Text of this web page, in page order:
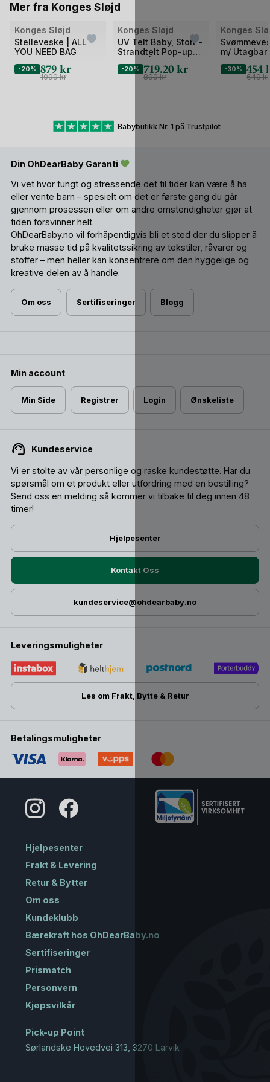
Mer fra Konges Sløjd
Bilde
av
Konges Sløjd
Stelleveske | ALL
YOU NEED BAG
-20% 879 kr
1099kr
Bilde
av
2
Konges Sløjd
UV Telt Baby, Stort -
Strandtelt Pop-up
UV50+ | 115x125 cm
-20% 719.20kr
899kr
Bilde
av
2
Konges
m/
Swim Vest
-30% 454
649kr
Babybutikk Nr. 1 på Trustpilot
Din OhDearBaby Garanti
Vi vet hvor tungt og stressende det til tider kan være å ha
eller vente barn – spesielt om det er første gang du går
gjennom prosessen eller om andre omstendigheter gjør at
tiden forsvinner helt.
OhDearBaby.no vil forhåpentligvis bli et sted der du slipper å
bruke masse tid på kvalitetssikring av tekstiler, råvarer og
stoffer – men heller kan konsentrere om den hyggelige og
kreative delen av å handle.
Om oss Sertifiseringer Blogg
Min account
Min Side Registrer Login Ønskeliste
Kundeservice
Vi er stolte av vår personlige og raske kundestøtte. Har du
spørsmål om et produkt eller utfordring med en bestilling?
Send oss ​​en melding så kommer vi tilbake til deg innen 48
timer!
Hjelpesenter
Kontakt Oss
kundeservice@ohdearbaby.no
Leveringsmuligheter
Les om Frakt, Bytte & Retur
Betalingsmuligheter
Hjelpesenter
Frakt & Levering
Retur & Bytter
Om oss
Kundeklubb
Bærekraft hos OhDearBaby.no
Sertifiseringer
Prismatch
Personvern
Kjøpsvilkår
Pick-up Point
Sørlandske Hovedvei 313, 3270 Larvik